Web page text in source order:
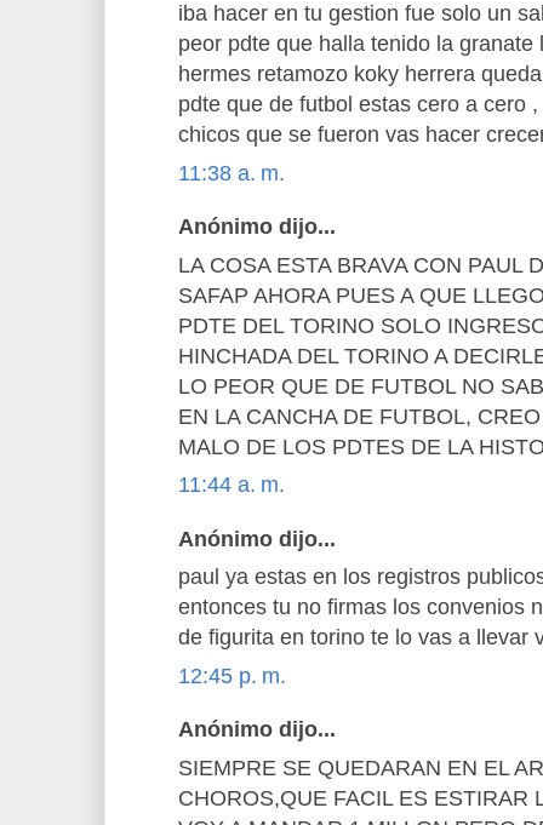
iba hacer en tu gestion fue solo un
peor pdte que halla tenido la
hermes retamozo koky herrera
pdte que de futbol estas cero a cero
chicos que se fueron vas hacer
11:38 a. m.
Anónimo dijo...
LA COSA ESTA BRAVA CON PAUL
SAFAP AHORA PUES A QUE
PDTE DEL TORINO SOLO
HINCHADA DEL TORINO A
LO PEOR QUE DE FUTBOL NO
EN LA CANCHA DE FUTBOL,
MALO DE LOS PDTES DE LA
11:44 a. m.
Anónimo dijo...
paul ya estas en los registros
entonces tu no firmas los convenios
de figurita en torino te lo vas a llevar
12:45 p. m.
Anónimo dijo...
SIEMPRE SE QUEDARAN EN EL
CHOROS,QUE FACIL ES ESTIRAR